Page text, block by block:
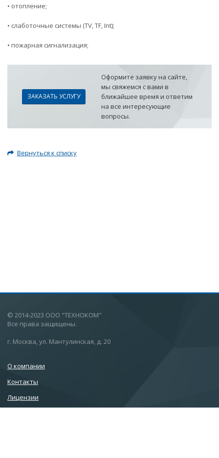
• отопление;
• слаботочные системы (TV, TF, Int);
• пожарная сигнализация;
ЗАКАЗАТЬ УСЛУГУ
Оформите заявку на сайте,
мы свяжемся с вами в
ближайшее время и ответим
на все интересующие
вопросы.
Вернуться к списку
© 2014-2023 ООО "ТЕХНОКОМ"
Все права защищены.
г. Москва, ул. Мантулинская, д. 20
О компании
Контакты
Лицензии